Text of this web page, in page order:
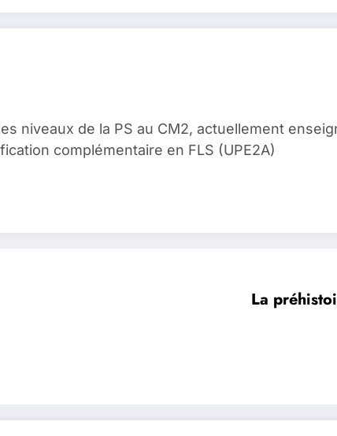
niveaux de la PS au CM2, actuellement
complémentaire en FLS (UPE2A)
La